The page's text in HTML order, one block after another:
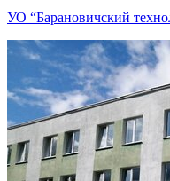
УО “Барановичский